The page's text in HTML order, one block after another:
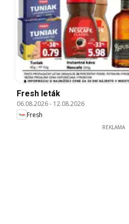
Fresh leták
06.08.2026- 12.08.2026
Fresh
REKLAMA